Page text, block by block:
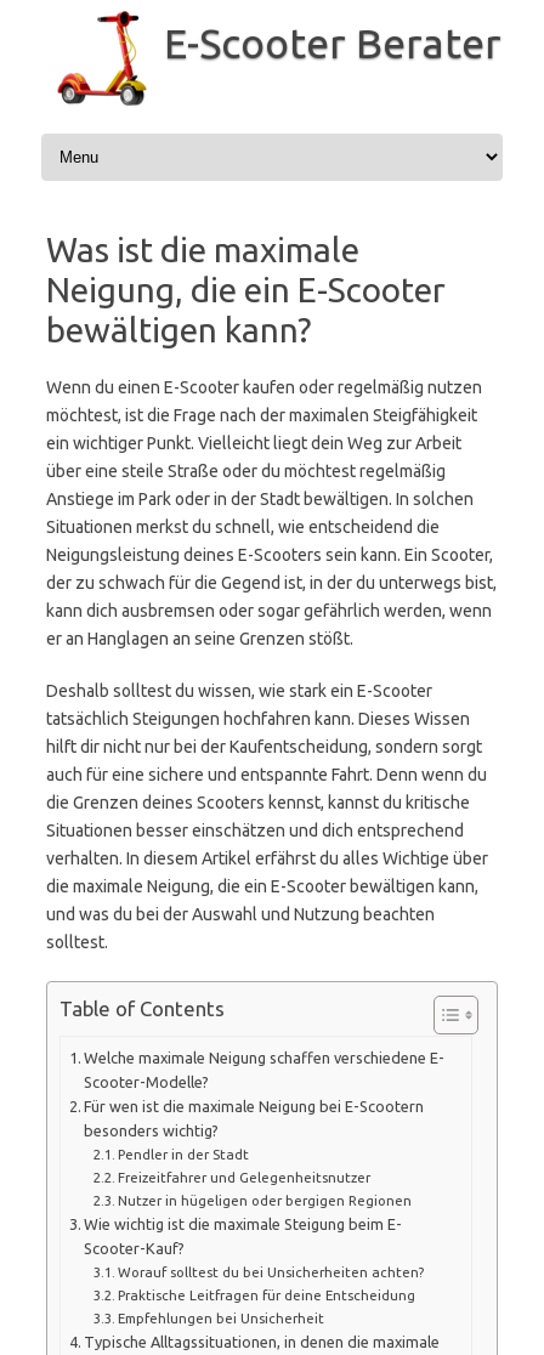
E-Scooter Berater
Was ist die maximale
Neigung, die ein E-Scooter
bewältigen kann?
Wenn du einen E-Scooter kaufen oder regelmäßig nutzen
möchtest, ist die Frage nach der maximalen Steigfähigkeit
ein wichtiger Punkt. Vielleicht liegt dein Weg zur Arbeit
über eine steile Straße oder du möchtest regelmäßig
Anstiege im Park oder in der Stadt bewältigen. In solchen
Situationen merkst du schnell, wie entscheidend die
Neigungsleistung deines E-Scooters sein kann. Ein Scooter,
der zu schwach für die Gegend ist, in der du unterwegs bist,
kann dich ausbremsen oder sogar gefährlich werden, wenn
er an Hanglagen an seine Grenzen stößt.
Deshalb solltest du wissen, wie stark ein E-Scooter
tatsächlich Steigungen hochfahren kann. Dieses Wissen
hilft dir nicht nur bei der Kaufentscheidung, sondern sorgt
auch für eine sichere und entspannte Fahrt. Denn wenn du
die Grenzen deines Scooters kennst, kannst du kritische
Situationen besser einschätzen und dich entsprechend
verhalten. In diesem Artikel erfährst du alles Wichtige über
die maximale Neigung, die ein E-Scooter bewältigen kann,
und was du bei der Auswahl und Nutzung beachten
solltest.
Table of Contents
Welche maximale Neigung schaffen verschiedene E-
Scooter-Modelle?
Für wen ist die maximale Neigung bei E-Scootern
besonders wichtig?
Pendler in der Stadt
Freizeitfahrer und Gelegenheitsnutzer
Nutzer in hügeligen oder bergigen Regionen
Wie wichtig ist die maximale Steigung beim E-
Scooter-Kauf?
Worauf solltest du bei Unsicherheiten achten?
Praktische Leitfragen für deine Entscheidung
Empfehlungen bei Unsicherheit
Typische Alltagssituationen, in denen die maximale